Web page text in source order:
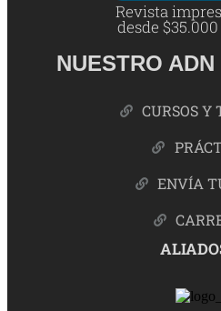
Revista
desde
NUESTRO
CURSOS Y
ENVÍA